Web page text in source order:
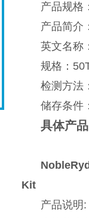
产品规格
产品简介
英文名称
规格：
检测方法
储存条件
具体产
Kit
产品说明: